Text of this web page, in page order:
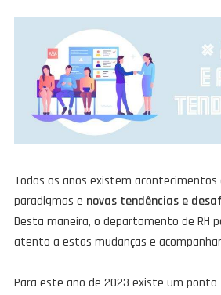
Todos os anos existem
paradigmas e novas tendências e
Desta maneira, o departamento de RH
atento a estas mudanças e
Para este ano de 2023 existe um